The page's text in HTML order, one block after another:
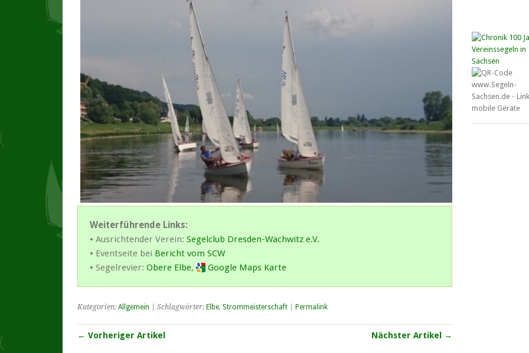
Weiterführende Links:
• Ausrichtender Verein: Segelclub Dresden-Wachwitz e.V.
• Eventseite bei Bericht vom SCW
• Segelrevier: Obere Elbe, Google Maps Karte
Kategorien: Allgemein | Schlagwörter: Elbe, Strommeisterschaft Permalink
← Vorheriger Artikel Nächster Artikel →